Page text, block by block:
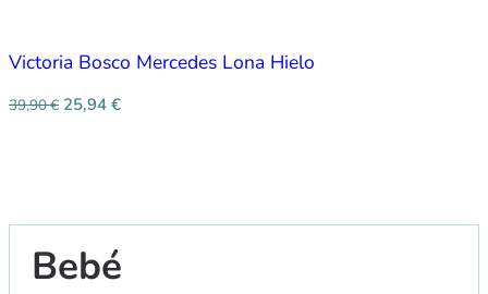
Victoria Bosco Mercedes Lona Hielo
39,90€ 25,94 €
Bebé